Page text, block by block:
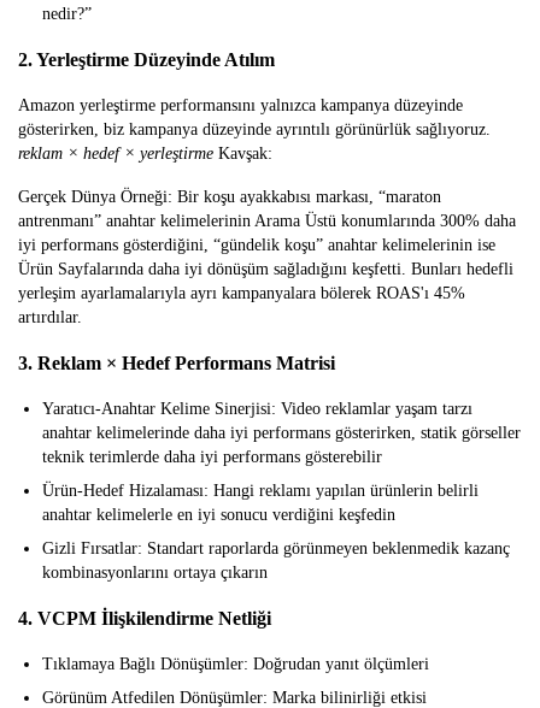
nedir?”
2. Yerleştirme Düzeyinde Atılım
Amazon yerleştirme performansını yalnızca kampanya düzeyinde
gösterirken, biz kampanya düzeyinde ayrıntılı görünürlük sağlıyoruz.
reklam × hedef × yerleştirme Kavşak:
Gerçek Dünya Örneği: Bir koşu ayakkabısı markası, “maraton
antrenmanı” anahtar kelimelerinin Arama Üstü konumlarında 300% daha
iyi performans gösterdiğini, “gündelik koşu” anahtar kelimelerinin ise
Ürün Sayfalarında daha iyi dönüşüm sağladığını keşfetti. Bunları hedefli
yerleşim ayarlamalarıyla ayrı kampanyalara bölerek ROAS'ı 45%
artırdılar.
3. Reklam × Hedef Performans Matrisi
Yaratıcı-Anahtar Kelime Sinerjisi: Video reklamlar yaşam tarzı
anahtar kelimelerinde daha iyi performans gösterirken, statik görseller
teknik terimlerde daha iyi performans gösterebilir
Ürün-Hedef Hizalaması: Hangi reklamı yapılan ürünlerin belirli
anahtar kelimelerle en iyi sonucu verdiğini keşfedin
Gizli Fırsatlar: Standart raporlarda görünmeyen beklenmedik kazanç
kombinasyonlarını ortaya çıkarın
4. VCPM İlişkilendirme Netliği
Tıklamaya Bağlı Dönüşümler: Doğrudan yanıt ölçümleri
Görünüm Atfedilen Dönüşümler: Marka bilinirliği etkisi